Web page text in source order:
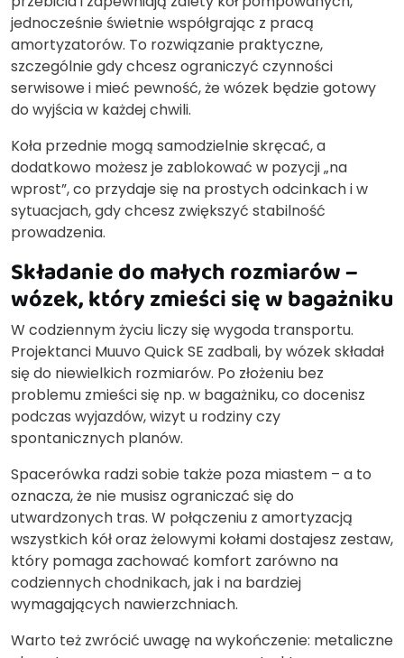
jednocześnie świetnie współgrając z pracą
amortyzatorów. To rozwiązanie praktyczne,
szczególnie gdy chcesz ograniczyć czynności
serwisowe i mieć pewność, że wózek będzie gotowy
do wyjścia w każdej chwili.
Koła przednie mogą samodzielnie skręcać, a
dodatkowo możesz je zablokować w pozycji „na
wprost”, co przydaje się na prostych odcinkach i w
sytuacjach, gdy chcesz zwiększyć stabilność
prowadzenia.
Składanie do małych rozmiarów –
wózek, który zmieści się w bagażniku
W codziennym życiu liczy się wygoda transportu.
Projektanci Muuvo Quick SE zadbali, by wózek składał
się do niewielkich rozmiarów. Po złożeniu bez
problemu zmieści się np. w bagażniku, co docenisz
podczas wyjazdów, wizyt u rodziny czy
spontanicznych planów.
Spacerówka radzi sobie także poza miastem – a to
oznacza, że nie musisz ograniczać się do
utwardzonych tras. W połączeniu z amortyzacją
wszystkich kół oraz żelowymi kołami dostajesz zestaw,
który pomaga zachować komfort zarówno na
codziennych chodnikach, jak i na bardziej
wymagających nawierzchniach.
Warto też zwrócić uwagę na wykończenie: metaliczne